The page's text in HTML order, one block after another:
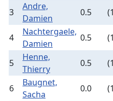
3
Andre,
Damien
0.5
4
Nachtergaele,
Damien
0.5
5
Henne,
Thierry
0.5
6
Baugnet,
Sacha
0.0